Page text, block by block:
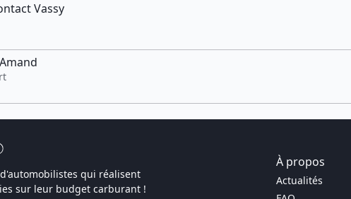
Vassy
qui réalisent
sur leur budget carburant !
À propos
Actualités